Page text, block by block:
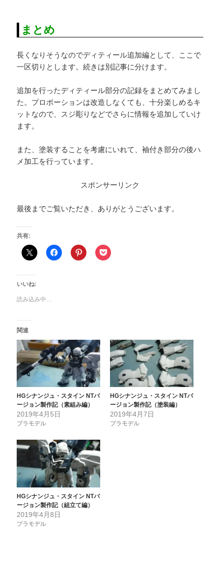
まとめ
長くなりそうなのでディティール追加編として、ここで
一区切りとします。続きは別記事に分けます。
追加を行ったディティール部分の記録をまとめてみまし
た。プロポーションは改造しなくても、十分楽しめるキ
ットなので、スジ彫りなどでさらに情報を追加していけ
ます。
また、塗装することを考慮にいれて、袖付き部分の後ハ
メ加工を行っています。
スポンサーリンク
最後までご覧いただき、ありがとうございます。
共有:
いいね:
読み込み中…
関連
HGシナンジュ・スタイン NTバ
ージョン製作記（素組み編）
2019年4月5日
プラモデル
HGシナンジュ・スタイン NTバ
ージョン製作記（塗装編）
2019年4月7日
プラモデル
HGシナンジュ・スタイン NTバ
ージョン製作記（組立て編）
2019年4月8日
プラモデル